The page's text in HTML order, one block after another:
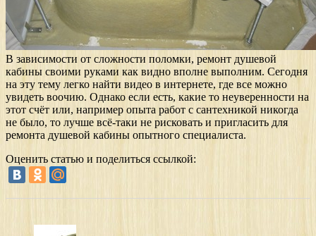
В зависимости от сложности поломки, ремонт душевой
кабины своими руками как видно вполне выполним. Сегодня
на эту тему легко найти видео в интернете, где все можно
увидеть воочию. Однако если есть, какие то неуверенности на
этот счёт или, например опыта работ с сантехникой никогда
не было, то лучше всё-таки не рисковать и пригласить для
ремонта душевой кабины опытного специалиста.
Оценить статью и поделиться ссылкой: